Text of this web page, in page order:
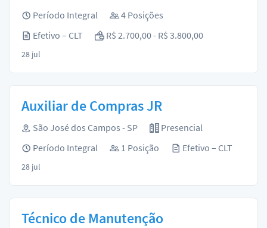
Período Integral
4 Posições
Efetivo – CLT
R$ 2.700,00 - R$ 3.800,00
28 jul
Auxiliar de Compras JR
São José dos Campos - SP
Presencial
Período Integral
1 Posição Efetivo – CLT
28 jul
Técnico de Manutenção